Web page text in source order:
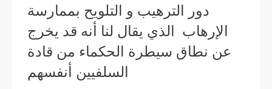
دور الترهيب و التلويح بممارسة
الإرهاب الذي يقال لنا أنه قد يخرج
عن نطاق سيطرة الحكماء من قادة
السلفيين أنفسهم